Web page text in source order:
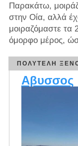
Παρακάτω,
στην Οία, αλλά
μοιραζόμαστε τα
όμορφο μέρος,
ΠΟΛΥΤΕΛΉ
Αβυσσος